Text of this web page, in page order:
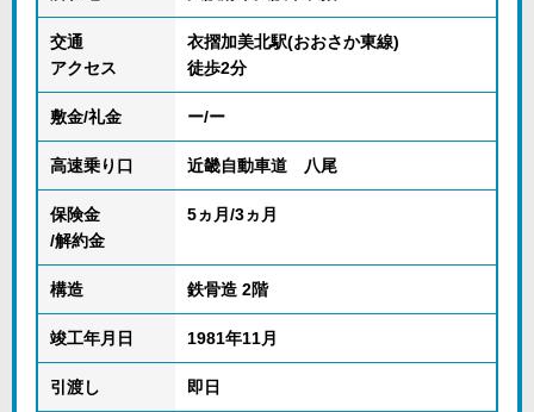
交通
アクセス
衣摺加美北駅(おおさか東線)
徒歩2分
敷金/礼金 ー/ー
高速乗り口 近畿自動車道 八尾
保険金
/解約金
5ヵ月/3ヵ月
構造 鉄骨造 2階
竣工年月日 1981年11月
引渡し 即日